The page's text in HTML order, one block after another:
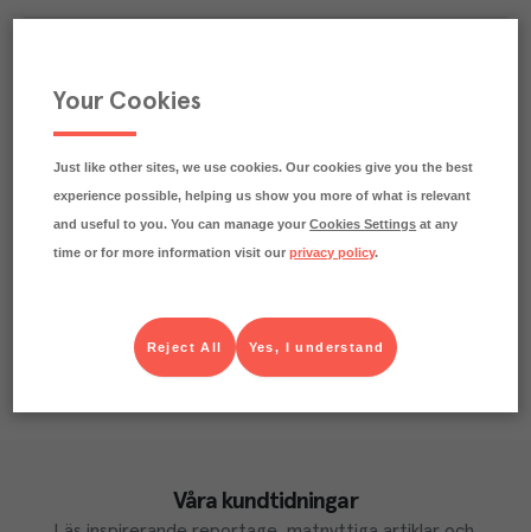
Klimatavtryck
CO₂e/kg
utsläppen av 3.3 kg koldioxid.
Läs mer om hur vi beräknar klimatavtryck
Våra kundtidningar
Your Cookies
Just like other sites, we use cookies. Our cookies give you the best
experience possible, helping us show you more of what is relevant
and useful to you. You can manage yourCookies Settings at any
time or for more information visit ourprivacy policy.
Yes, I understand
Reject All